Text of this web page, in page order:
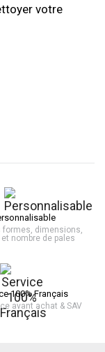
votre
formes, dimensions,
nombre de pales
100% Français
avant achat & SAV